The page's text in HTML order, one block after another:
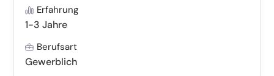
Erfahrung
1-3 Jahre
Berufsart
Gewerblich